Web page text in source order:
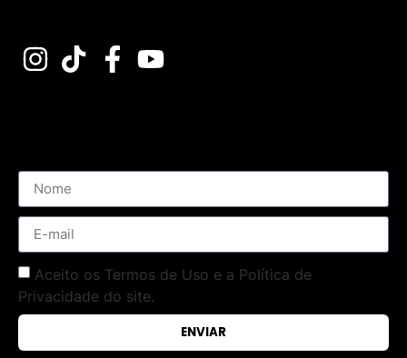
Aceito os Termos de Uso e a Política de
Privacidade do site.
ENVIAR